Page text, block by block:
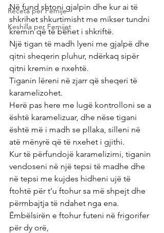
Receta per Femije
Keshilla per Femijet
Në fund shtoni gjalpin dhe kur ai të
shkrihet shkurtimisht me mikser tundni
kremin që të bëhet i shkriftë.
Një tigan të madh lyeni me gjalpë dhe
qitni sheqerin pluhur, ndërkaq sipër
qitni kremin e nxehtë.
Tiganin lëreni në zjarr që sheqeri të
karamelizohet.
Herë pas here me lugë kontrolloni se a
është karamelizuar, dhe nëse tigani
është më i madh se pllaka, silleni në
atë mënyrë që të nxehet i gjithi.
Kur të përfundojë karamelizimi, tiganin
vendoseni në një tepsi të madhe dhe
në tepsi me kujdes hidheni ujë të
ftohtë për t’u ftohur sa më shpejt dhe
përmbajtja të ndahet nga ena.
Ëmbëlsirën e ftohur futeni në frigorifer
për dy orë,